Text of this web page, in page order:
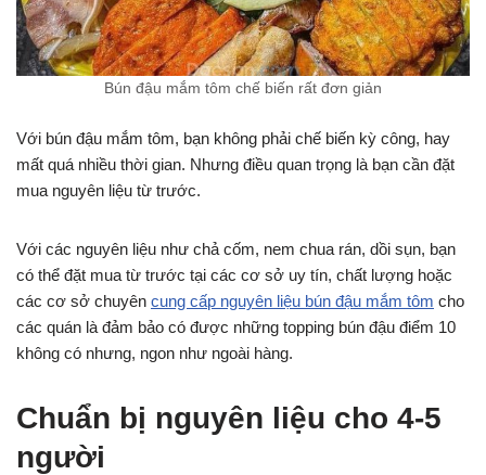
Bún đậu mắm tôm chế biến rất đơn giản
Với bún đậu mắm tôm, bạn không phải chế biến kỳ công, hay
mất quá nhiều thời gian. Nhưng điều quan trọng là bạn cần đặt
mua nguyên liệu từ trước.
Với các nguyên liệu như chả cốm, nem chua rán, dồi sụn, bạn
có thể đặt mua từ trước tại các cơ sở uy tín, chất lượng hoặc
các cơ sở chuyên cung cấp nguyên liệu bún đậu mắm tôm cho
các quán là đảm bảo có được những topping bún đậu điểm 10
không có nhưng, ngon như ngoài hàng.
Chuẩn bị nguyên liệu cho 4-5
người